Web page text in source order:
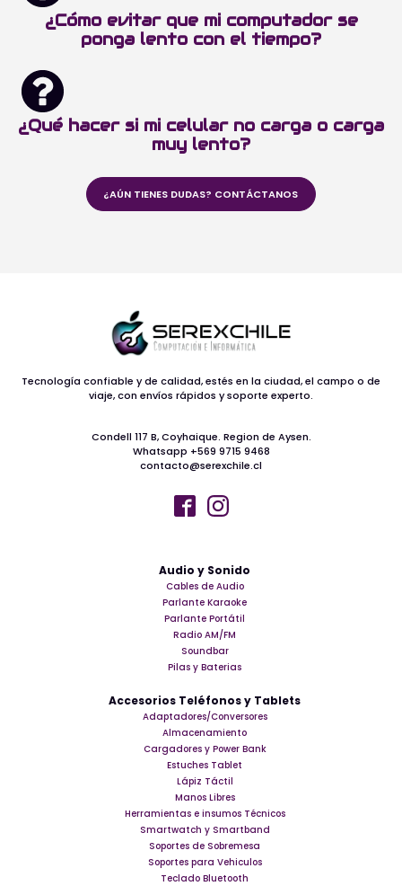
¿Cómo evitar que mi computador se
ponga lento con el tiempo?
¿Qué hacer si mi celular no carga o carga
muy lento?
¿AÚN TIENES DUDAS? CONTÁCTANOS
Audio y Sonido
Cables de Audio
Parlante Karaoke
Parlante Portátil
Radio AM/FM
Soundbar
Pilas y Baterias
Accesorios Teléfonos y Tablets
Adaptadores/Conversores
Almacenamiento
Cargadores y Power Bank
Estuches Tablet
Lápiz Táctil
Manos Libres
Herramientas e insumos Técnicos
Smartwatch y Smartband
Soportes de Sobremesa
Soportes para Vehiculos
Teclado Bluetooth
Tecnología confiable y de calidad, estés en la ciudad, el campo o de
viaje, con envíos rápidos y soporte experto.
Condell 117 B, Coyhaique. Region de Aysen.
Whatsapp +569 9715 9468
contacto@serexchile.cl